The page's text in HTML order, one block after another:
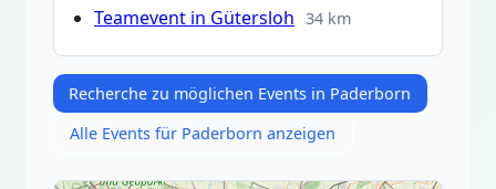
Teamevent in Gütersloh 34 km
Recherche zu möglichen Events in Paderborn
Alle Events für Paderborn anzeigen